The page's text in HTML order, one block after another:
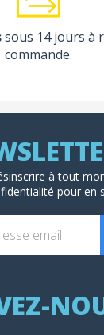
sous 14 jours à
commande.
à tout
pour en